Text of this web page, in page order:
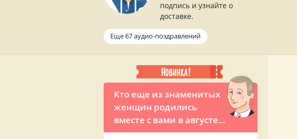
подпись и узнайте о
доставке.
Еще 67 аудио-поздравлений
Кто еще из знаменитых
женщин родились
вместе с вами в августе?
— президент Владимир